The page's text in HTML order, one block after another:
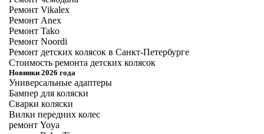
Ремонт Vikalex
Ремонт Anex
Ремонт Tako
Ремонт Noordi
Ремонт детских колясок в Санкт-Петербурге
Стоимость ремонта детских колясок
Новинки 2026 года
Универсальные адаптеры
Бампер для коляски
Сварки коляски
Вилки передних колес
ремонт Yoya